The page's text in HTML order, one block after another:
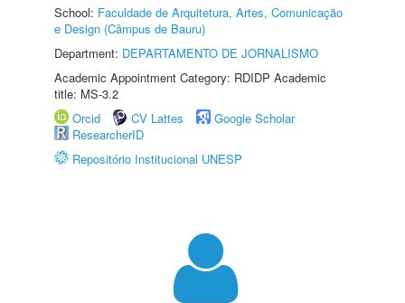
School: Faculdade de Arquitetura, Artes, Comunicação
e Design (Câmpus de Bauru)
Department: DEPARTAMENTO DE JORNALISMO
Academic Appointment Category: RDIDP Academic
title: MS-3.2
Orcid
CV Lattes
Google Scholar
ResearcherID
Repositório Institucional UNESP